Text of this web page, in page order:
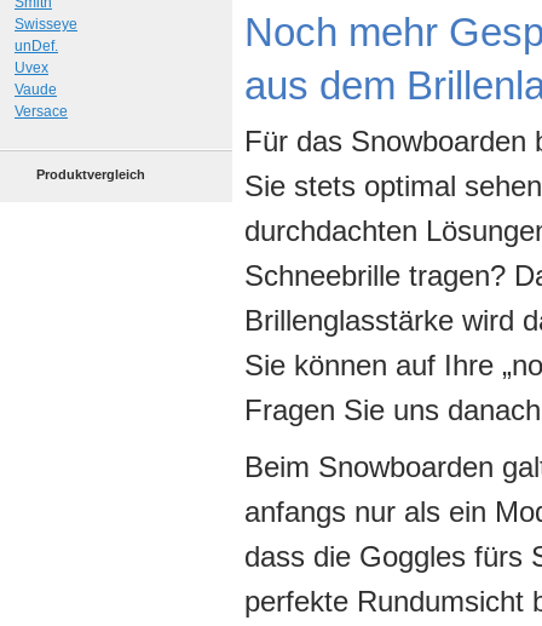
Noch mehr
aus dem
Für das
Sie stets optimal
durchdachten
Schneebrille tragen?
Brillenglasstärke wird
Sie können auf Ihre
Fragen Sie uns
Beim Snowboarden
anfangs nur als ein
dass die Goggles fürs
perfekte Rundumsicht
Swisseye
unDef.
Uvex
Vaude
Versace
Produktvergleich